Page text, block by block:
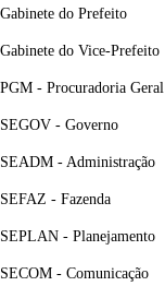
Gabinete do Prefeito
Gabinete do Vice-Prefeito
PGM - Procuradoria Geral
SEGOV - Governo
SEADM - Administração
SEFAZ - Fazenda
SEPLAN - Planejamento
SECOM - Comunicação